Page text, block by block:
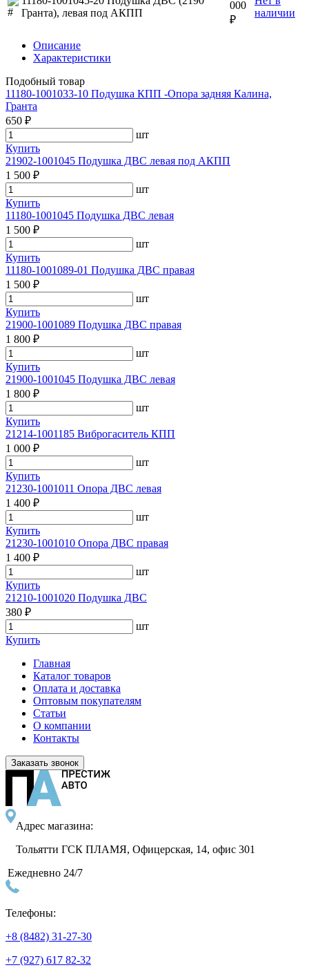
Гранта), левая под АКПП
000
₽
наличии
Описание
Характеристики
Подобный товар
11180-1001033-10 Подушка КПП -Опора задняя Калина,
Гранта
650 ₽
шт
Купить
21902-1001045 Подушка ДВС левая под АКПП
1 500 ₽
шт
Купить
11180-1001045 Подушка ДВС левая
1 500 ₽
шт
Купить
11180-1001089-01 Подушка ДВС правая
1 500 ₽
шт
Купить
21900-1001089 Подушка ДВС правая
1 800 ₽
шт
Купить
21900-1001045 Подушка ДВС левая
1 800 ₽
шт
Купить
21214-1001185 Виброгаситель КПП
1 000 ₽
шт
Купить
21230-1001011 Опора ДВС левая
1 400 ₽
шт
Купить
21230-1001010 Опора ДВС правая
1 400 ₽
шт
Купить
21210-1001020 Подушка ДВС
380 ₽
шт
Купить
Главная
Каталог товаров
Оплата и доставка
Оптовым покупателям
Статьи
О компании
Контакты
Заказать звонок
Адрес магазина:
Тольятти ГСК ПЛАМЯ, Офицерская, 14, офис 301
Ежедневно 24/7
Телефоны:
+8 (8482) 31-27-30
+7 (927) 617 82-32